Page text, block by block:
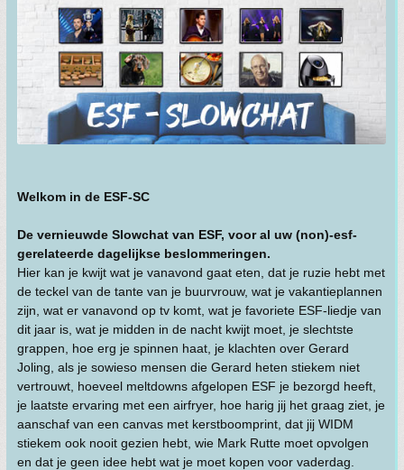
Welkom in de ESF-SC
De vernieuwde Slowchat van ESF, voor al uw (non)-esf-
gerelateerde dagelijkse beslommeringen.
Hier kan je kwijt wat je vanavond gaat eten, dat je ruzie hebt met
de teckel van de tante van je buurvrouw, wat je vakantieplannen
zijn, wat er vanavond op tv komt, wat je favoriete ESF-liedje van
dit jaar is, wat je midden in de nacht kwijt moet, je slechtste
grappen, hoe erg je spinnen haat, je klachten over Gerard
Joling, als je sowieso mensen die Gerard heten stiekem niet
vertrouwt, hoeveel meltdowns afgelopen ESF je bezorgd heeft,
je laatste ervaring met een airfryer, hoe harig jij het graag ziet, je
aanschaf van een canvas met kerstboomprint, dat jij WIDM
stiekem ook nooit gezien hebt, wie Mark Rutte moet opvolgen
en dat je geen idee hebt wat je moet kopen voor vaderdag.